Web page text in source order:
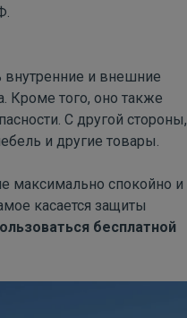
внутренние и внешние
Кроме того, оно также
С другой стороны,
и другие товары.
максимально спокойно и
касается защиты
бесплатной